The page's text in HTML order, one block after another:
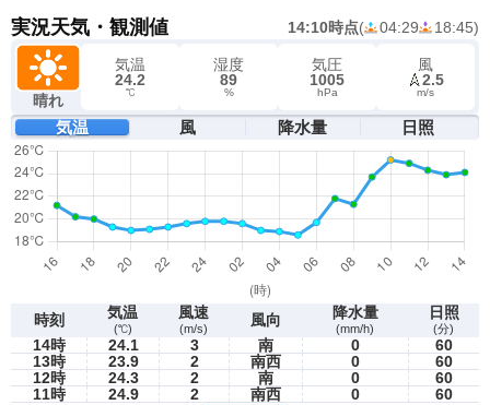
実況天気・観測値 14:10時点( 04:29 18:45)
晴れ
気温
24.2
℃
湿度
89
%
気圧
1005
hPa
風
2.5
m/s
気温 風 降水量 日照
時刻 気温
(℃)
風速
(m/s) 風向 降水量
(mm/h)
日照
(分)
14時 24.1 3 南 0
60
13時
23.9 2 南西 0
60
12時
24.3 2 南 0
60
11時
24.9 2 南西 0 60